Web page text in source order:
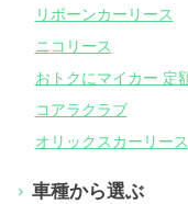
リボーンカーリース
ニコリース
コアラクラブ
オリックスカーリース
車種から選ぶ